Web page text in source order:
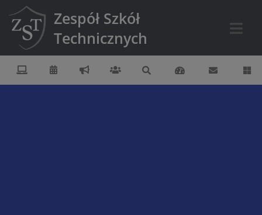
Zespół Szkół
Technicznych